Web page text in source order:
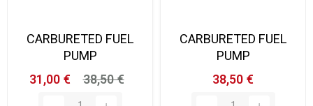
CARBURETED FUEL
PUMP
31,00 €
38,50 €
CARBURETED FUEL
PUMP
38,50 €